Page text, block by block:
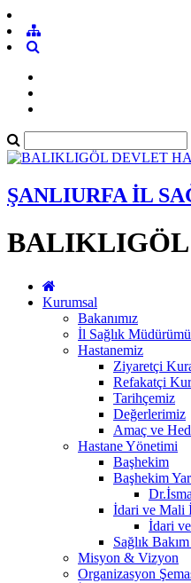
ŞANLIURFA İL
BALIKLIGÖL
Kurumsal
Bakanımız
İl Sağlık
Hastanemiz
Ziyaretçi
Refakatçi
Tarihçemiz
Değerlerimiz
Amaç ve
Hastane Yönetimi
Başhekim
Başhekim
İdari ve Mali
İdari
Sağlık
Misyon & Vizyon
Organizasyon